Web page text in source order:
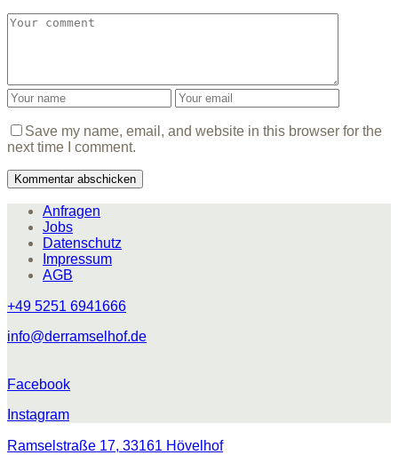
Save my name, email, and website in this browser for the
next time I comment.
Anfragen
Jobs
Datenschutz
Impressum
AGB
+49 5251 6941666
info@derramselhof.de
Facebook
Instagram
Ramselstraße 17, 33161 Hövelhof